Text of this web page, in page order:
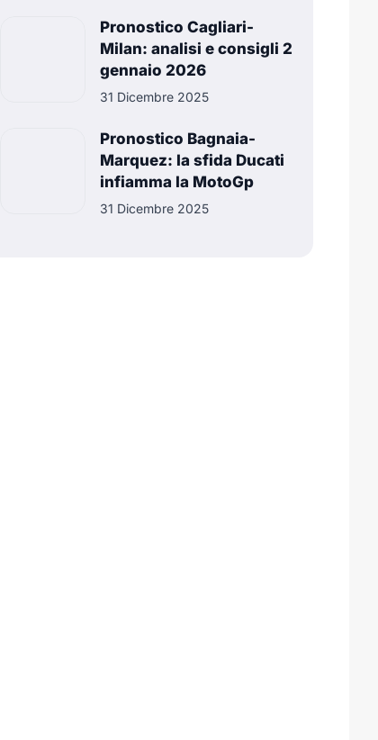
Pronostico Cagliari-
Milan: analisi e consigli 2
gennaio 2026
31 Dicembre 2025
Pronostico Bagnaia-
Marquez: la sfida Ducati
infiamma la MotoGp
31 Dicembre 2025